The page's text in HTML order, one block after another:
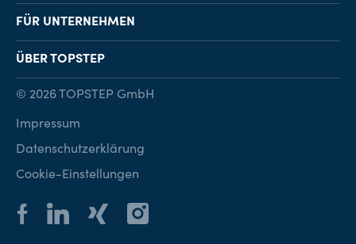
Job-Finder
Karriereberatung
FÜR UNTERNEHMEN
Personalvermittlung
Personalsuche
ÜBER TOPSTEP
Kontakt
© 2026 TOPSTEP GmbH
Impressum
Datenschutzerklärung
Cookie-Einstellungen